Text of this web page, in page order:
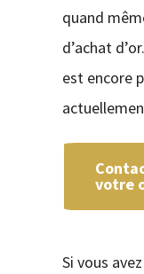
quand
d’achat
est encore
votre
Si vous